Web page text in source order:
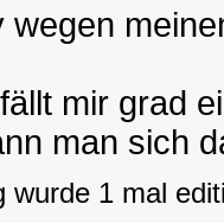
wegen
mir grad
man sich
wurde 1 mal